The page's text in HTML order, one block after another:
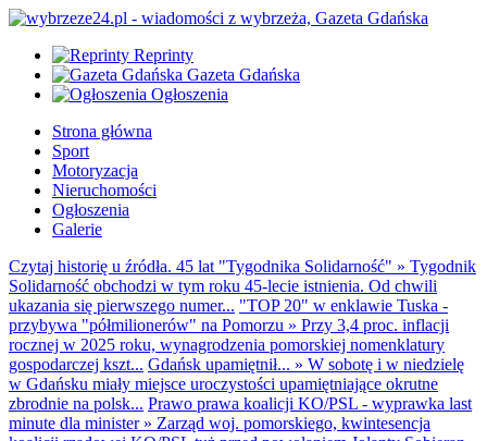
Reprinty
Gazeta Gdańska
Ogłoszenia
Strona główna
Sport
Motoryzacja
Nieruchomości
Ogłoszenia
Galerie
Czytaj historię u źródła. 45 lat "Tygodnika Solidarność" » Tygodnik
Solidarność obchodzi w tym roku 45-lecie istnienia. Od chwili
ukazania się pierwszego numer... "TOP 20" w enklawie Tuska -
przybywa "półmilionerów" na Pomorzu » Przy 3,4 proc. inflacji
rocznej w 2025 roku, wynagrodzenia pomorskiej nomenklatury
gospodarczej kszt... Gdańsk upamiętnił... » W sobotę i w niedzielę
w Gdańsku miały miejsce uroczystości upamiętniające okrutne
zbrodnie na polsk... Prawo prawa koalicji KO/PSL - wyprawka last
minute dla minister» Zarząd woj. pomorskiego, kwintesencja